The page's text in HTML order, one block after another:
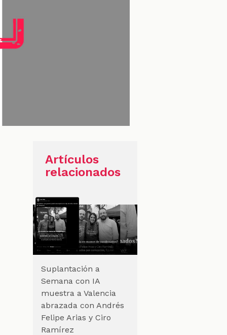
Artículos
relacionados
Suplantación a
Semana con IA
muestra a Valencia
abrazada con Andrés
Felipe Arias y Ciro
Ramírez